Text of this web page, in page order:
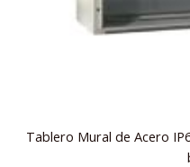
Tablero Mural de Acero